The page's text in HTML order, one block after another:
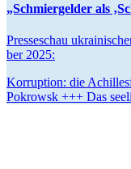
„Schmier­gel­der als
Pres­se­schau
ber 2025:
Kor­rup­tion: die
Pokrowsk +++ Das